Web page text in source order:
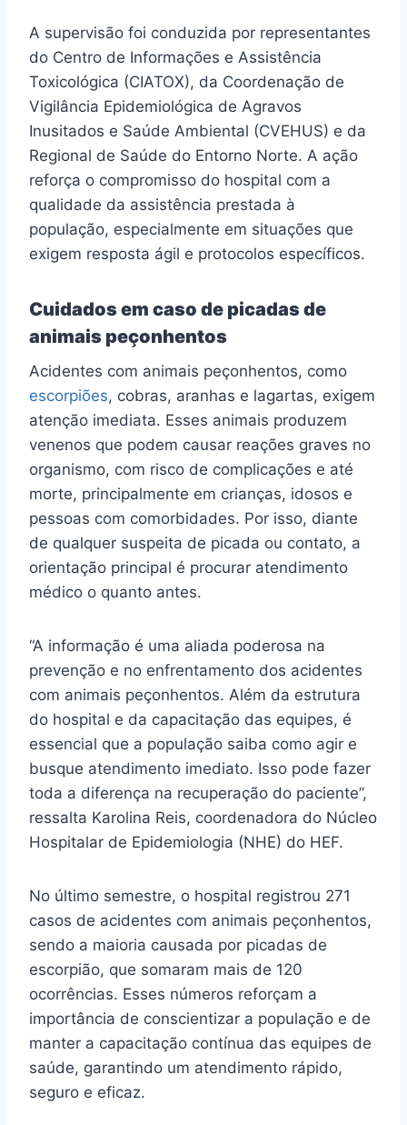
A supervisão foi conduzida por representantes
do Centro de Informações e Assistência
Toxicológica (CIATOX), da Coordenação de
Vigilância Epidemiológica de Agravos
Inusitados e Saúde Ambiental (CVEHUS) e da
Regional de Saúde do Entorno Norte. A ação
reforça o compromisso do hospital com a
qualidade da assistência prestada à
população, especialmente em situações que
exigem resposta ágil e protocolos específicos.
Cuidados em caso de picadas de
animais peçonhentos
Acidentes com animais peçonhentos, como
escorpiões, cobras, aranhas e lagartas, exigem
atenção imediata. Esses animais produzem
venenos que podem causar reações graves no
organismo, com risco de complicações e até
morte, principalmente em crianças, idosos e
pessoas com comorbidades. Por isso, diante
de qualquer suspeita de picada ou contato, a
orientação principal é procurar atendimento
médico o quanto antes.
“A informação é uma aliada poderosa na
prevenção e no enfrentamento dos acidentes
com animais peçonhentos. Além da estrutura
do hospital e da capacitação das equipes, é
essencial que a população saiba como agir e
busque atendimento imediato. Isso pode fazer
toda a diferença na recuperação do paciente”,
ressalta Karolina Reis, coordenadora do Núcleo
Hospitalar de Epidemiologia (NHE) do HEF.
No último semestre, o hospital registrou 271
casos de acidentes com animais peçonhentos,
sendo a maioria causada por picadas de
escorpião, que somaram mais de 120
ocorrências. Esses números reforçam a
importância de conscientizar a população e de
manter a capacitação contínua das equipes de
saúde, garantindo um atendimento rápido,
seguro e eficaz.